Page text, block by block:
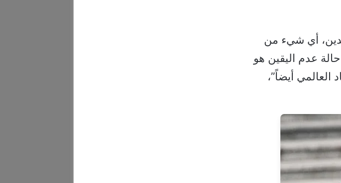
أي شيء من
عدم اليقين هو
العالمي أيضاً”،